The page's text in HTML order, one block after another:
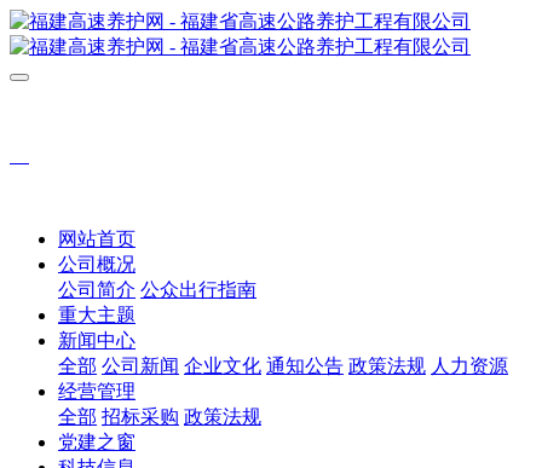
网站首页
公司概况
公司简介 公众出行指南
重大主题
新闻中心
全部 公司新闻 企业文化 通知公告 政策法规 人力资源
经营管理
全部 招标采购 政策法规
党建之窗